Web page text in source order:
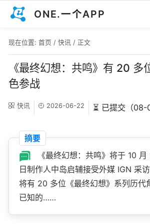
ONE.一个APP
现在位置: 首页 / 快讯 / 正文
《最终幻想：共鸣》有 20 多
色参战
快讯 2026-06-22 ⏳ 已提交（08-
摘要
《最终幻想：共鸣》将于 10
日制作人中岛启辅接受外媒 IGN 采
将有 20 多位《最终幻想》系列历代
已知的……